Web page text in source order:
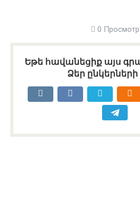
0 Просмотр
Եթե հավանեցիք այս
Ձեր